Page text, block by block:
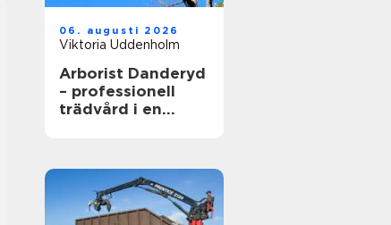
06. augusti 2026
Viktoria Uddenholm
Arborist Danderyd
– professionell
trädvård i en